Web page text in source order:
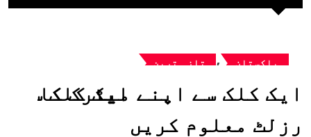
پاکستان , تازہ ترین
ایک کلک سے اپنے میٹرک کا
رزلٹ معلوم کریں